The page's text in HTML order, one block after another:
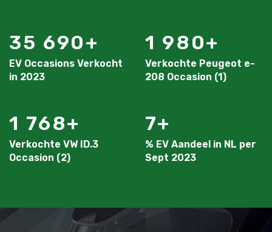
35 690
EV Occasions Verkocht
in 2023
1 980
Verkochte Peugeot e-
208 Occasion (1)
1 768
Verkochte VW ID.3
Occasion (2)
7
% EV Aandeel in NL per
Sept 2023